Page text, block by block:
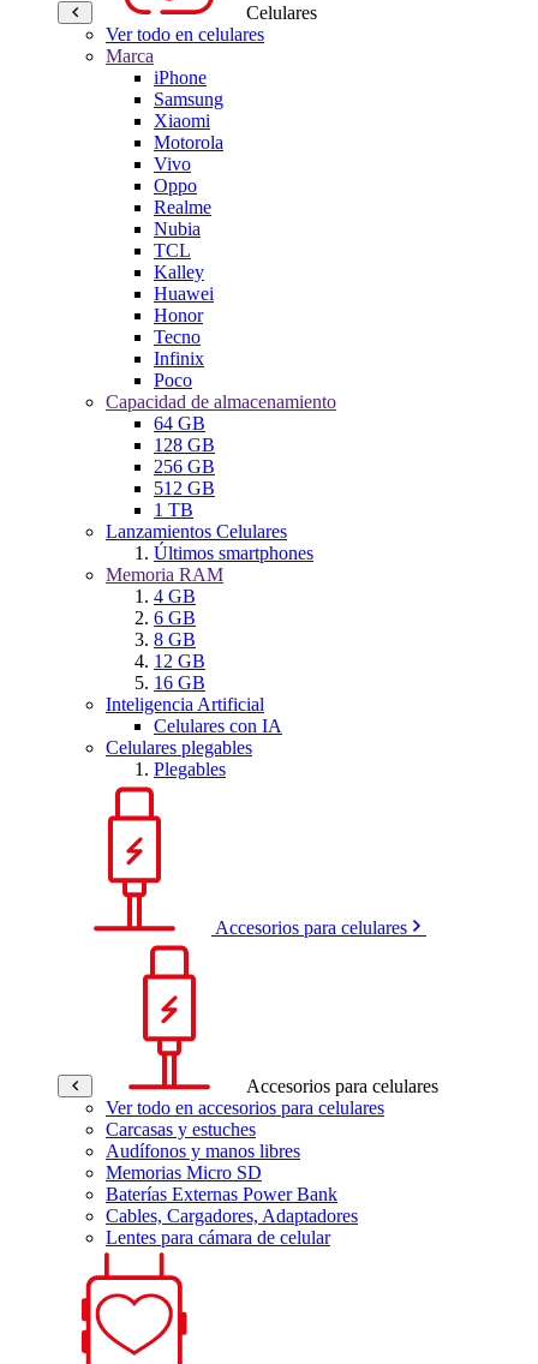
Celulares
Ver todo en celulares
Marca
iPhone
Samsung
Xiaomi
Motorola
Vivo
Oppo
Realme
Nubia
TCL
Kalley
Huawei
Honor
Tecno
Infinix
Poco
Capacidad de almacenamiento
64 GB
128 GB
256 GB
512 GB
1 TB
Lanzamientos Celulares
Últimos smartphones
Memoria RAM
4 GB
6 GB
8 GB
12 GB
16 GB
Inteligencia Artificial
Celulares con IA
Celulares plegables
Plegables
Accesorios para celulares
Accesorios para celulares
Ver todo en accesorios para celulares
Carcasas y estuches
Audífonos y manos libres
Memorias Micro SD
Baterías Externas Power Bank
Cables, Cargadores, Adaptadores
Lentes para cámara de celular